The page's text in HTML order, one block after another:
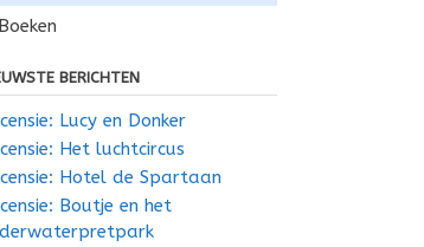
BERICHTEN
Lucy en Donker
Het luchtcircus
Hotel de Spartaan
Boutje en het